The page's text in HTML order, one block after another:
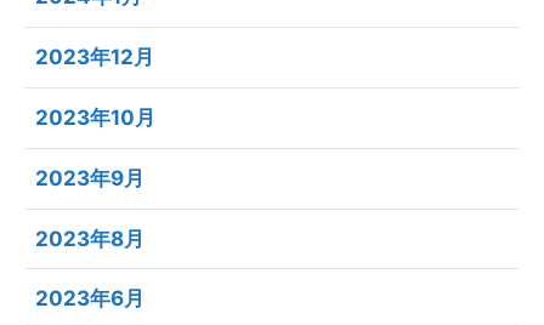
2023年12月
2023年10月
2023年9月
2023年8月
2023年6月